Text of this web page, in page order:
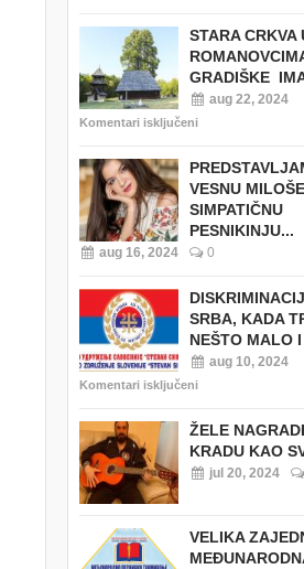
STARA CRKVA
GRADIŠKE
aug 22, 2024
Komentari isključeni
VESNU
SIMPATIČNU
PESNIKINJU...
aug 16, 2024 0
SRBA, KADA
NEŠTO MALO
aug 10, 2024
Komentari isključeni
ŽELE
KRADU KAO
jul 20, 2024
VELIKA